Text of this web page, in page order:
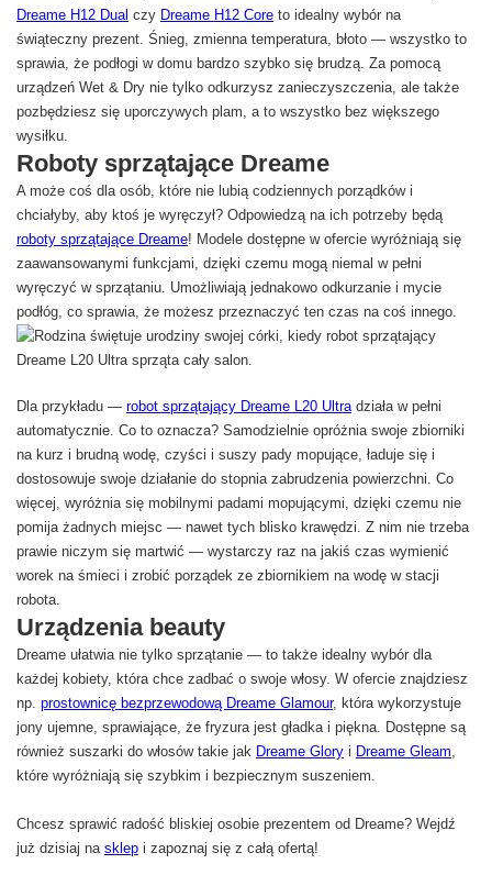
Dreame H12 Dual czy Dreame H12 Core to idealny wybór na
świąteczny prezent. Śnieg, zmienna temperatura, błoto — wszystko to
sprawia, że podłogi w domu bardzo szybko się brudzą. Za pomocą
urządzeń Wet & Dry nie tylko odkurzysz zanieczyszczenia, ale także
pozbędziesz się uporczywych plam, a to wszystko bez większego
wysiłku.
Roboty sprzątające Dreame
A może coś dla osób, które nie lubią codziennych porządków i
chciałyby, aby ktoś je wyręczył? Odpowiedzą na ich potrzeby będą
roboty sprzątające Dreame! Modele dostępne w ofercie wyróżniają się
zaawansowanymi funkcjami, dzięki czemu mogą niemal w pełni
wyręczyć w sprzątaniu. Umożliwiają jednakowo odkurzanie i mycie
podłóg, co sprawia, że możesz przeznaczyć ten czas na coś innego.
Dla przykładu — robot sprzątający Dreame L20 Ultradziała w pełni
automatycznie. Co to oznacza? Samodzielnie opróżnia swoje zbiorniki
na kurz i brudną wodę, czyści i suszy pady mopujące, ładuje się i
dostosowuje swoje działanie do stopnia zabrudzenia powierzchni. Co
więcej, wyróżnia się mobilnymi padami mopującymi, dzięki czemu nie
pomija żadnych miejsc — nawet tych blisko krawędzi. Z nim nie trzeba
prawie niczym się martwić — wystarczy raz na jakiś czas wymienić
worek na śmieci i zrobić porządek ze zbiornikiem na wodę w stacji
robota.
Urządzenia beauty
Dreame ułatwia nie tylko sprzątanie — to także idealny wybór dla
każdej kobiety, która chce zadbać o swoje włosy. W ofercie znajdziesz
np. prostownicę bezprzewodową Dreame Glamour, która wykorzystuje
jony ujemne, sprawiające, że fryzura jest gładka i piękna. Dostępne są
również suszarki do włosów takie jak Dreame Glory i Dreame Gleam,
które wyróżniają się szybkim i bezpiecznym suszeniem.
Chcesz sprawić radość bliskiej osobie prezentem od Dreame? Wejdź
już dzisiaj na sklep i zapoznaj się z całą ofertą!